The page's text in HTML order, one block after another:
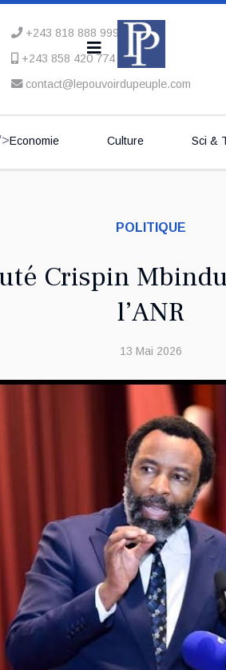
+243 818 888 999
+243 858 420 774
contact@lepouvoirdupeuple.com
Economie Culture Sci &
POLITIQUE
Crispin
l’ANR
13 Mai 2026